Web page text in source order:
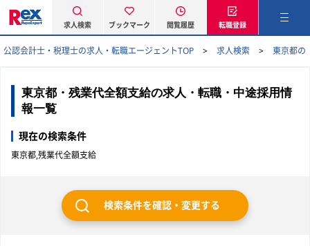
求人検索 ブックマーク 閲覧履歴 転職登録
公認会計士・税理士の求人・転職エージェントTOP 求人検索 東京都の
東京都・残業代全額支給の求人・転職・中途採用情
報一覧
現在の検索条件
東京都,残業代全額支給
検索条件を確認・変更する